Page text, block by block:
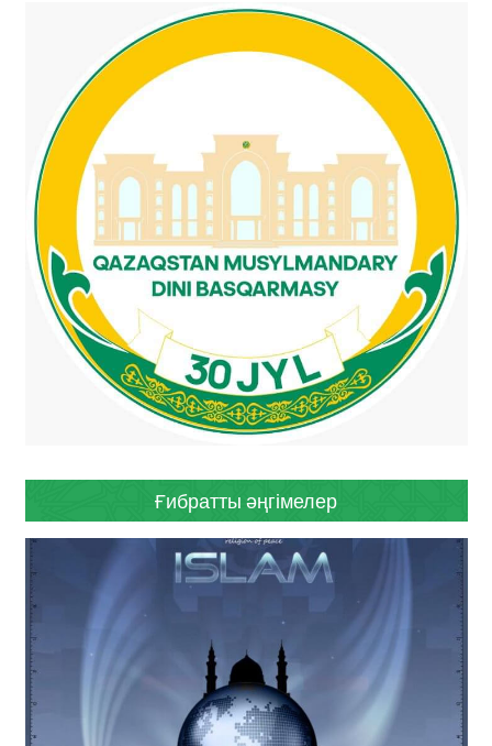
Ғибратты әңгімелер